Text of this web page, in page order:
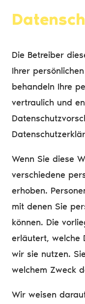
Die Betreiber
Ihrer
behandeln Ihre
vertraulich und
Wenn Sie diese
verschiedene
erhoben.
mit denen Sie
können. Die
erläutert, welche
wir sie nutzen.
welchem Zweck
Wir weisen